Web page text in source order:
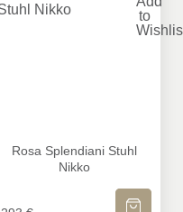
Rosa Splendiani Stuhl
Nikko
IN DEN